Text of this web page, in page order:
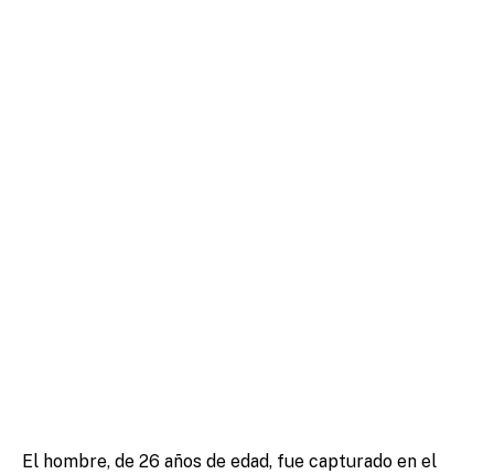
El hombre, de 26 años de edad, fue capturado en el